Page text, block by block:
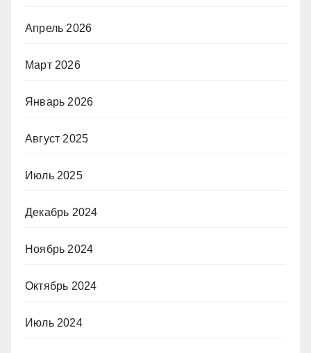
Апрель 2026
Март 2026
Январь 2026
Август 2025
Июль 2025
Декабрь 2024
Ноябрь 2024
Октябрь 2024
Июль 2024